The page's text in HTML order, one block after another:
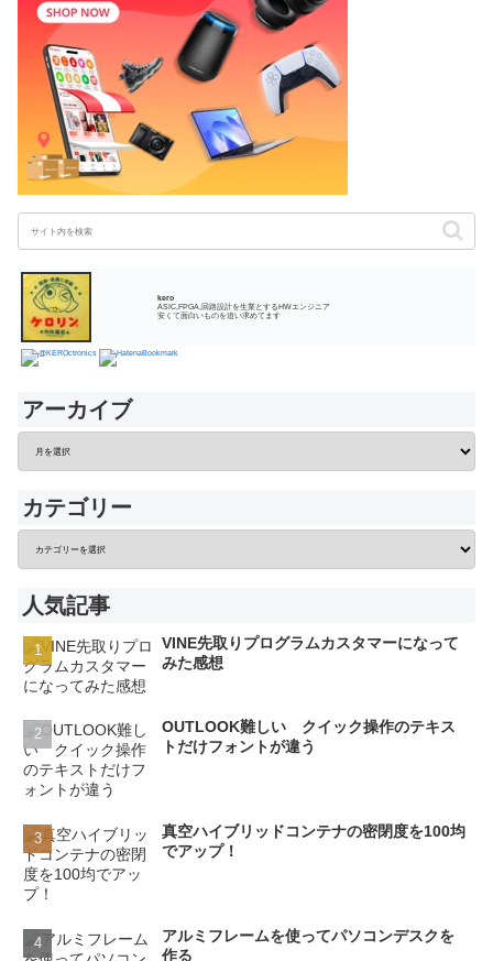
kero
ASIC,FPGA,回路設計を生業とするHWエンジニア
安くて面白いものを追い求めてます
アーカイブ
カテゴリー
人気記事
VINE先取りプログラムカスタマーになって
みた感想
OUTLOOK難しい クイック操作のテキス
トだけフォントが違う
真空ハイブリッドコンテナの密閉度を100均
でアップ！
アルミフレームを使ってパソコンデスクを
作る